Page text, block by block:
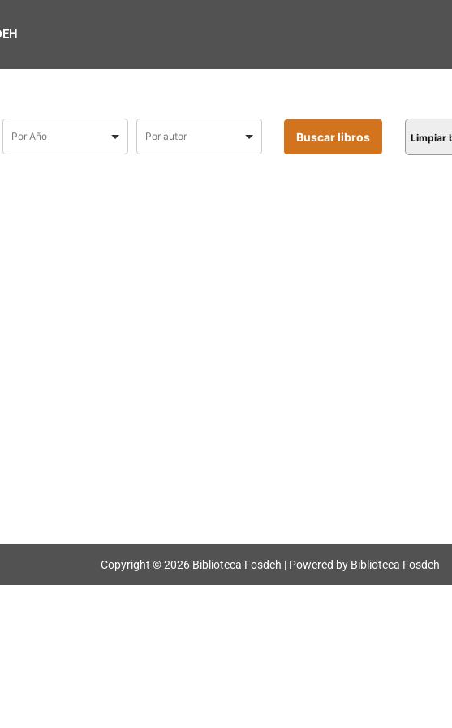
Limpiar
Copyright © 2026 Biblioteca Fosdeh | Powered by Biblioteca Fosdeh